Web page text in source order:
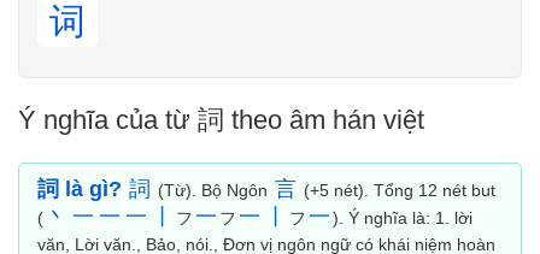
词
Ý nghĩa của từ 詞 theo âm hán việt
詞 là gì? 詞 (Từ). Bộ Ngôn 言 (+5 nét). Tổng 12 nét but
( 丶 一 一 一 フ一 フ一 フ一). Ý nghĩa là: 1. lời
văn, Lời văn., Bảo, nói., Đơn vị ngôn ngữ có khái niệm hoàn